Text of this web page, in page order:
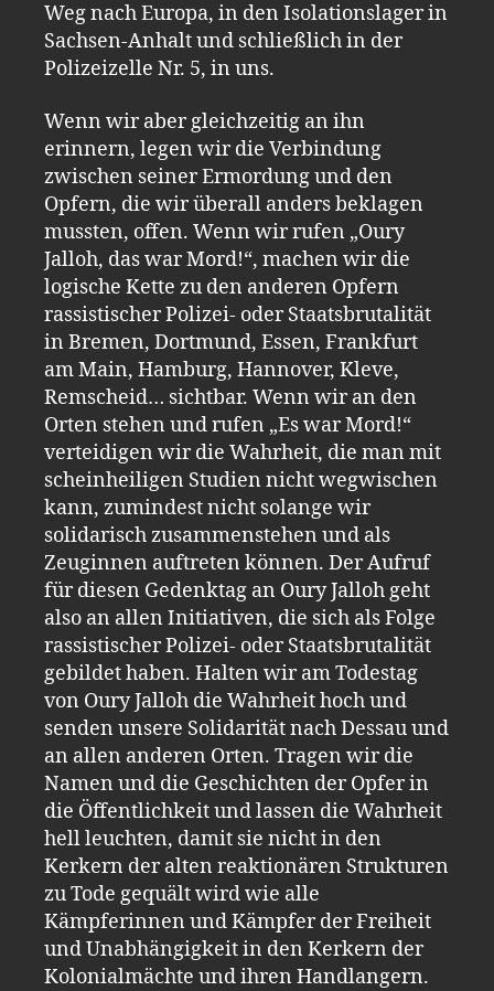
Weg nach Europa, in den Isolationslager in
Sachsen-Anhalt und schließlich in der
Polizeizelle Nr. 5, in uns.
Wenn wir aber gleichzeitig an ihn
erinnern, legen wir die Verbindung
zwischen seiner Ermordung und den
Opfern, die wir überall anders beklagen
mussten, offen. Wenn wir rufen „Oury
Jalloh, das war Mord!“, machen wir die
logische Kette zu den anderen Opfern
rassistischer Polizei- oder Staatsbrutalität
in Bremen, Dortmund, Essen, Frankfurt
am Main, Hamburg, Hannover, Kleve,
Remscheid… sichtbar. Wenn wir an den
Orten stehen und rufen „Es war Mord!“
verteidigen wir die Wahrheit, die man mit
scheinheiligen Studien nicht wegwischen
kann, zumindest nicht solange wir
solidarisch zusammenstehen und als
Zeuginnen auftreten können. Der Aufruf
für diesen Gedenktag an Oury Jalloh geht
also an allen Initiativen, die sich als Folge
rassistischer Polizei- oder Staatsbrutalität
gebildet haben. Halten wir am Todestag
von Oury Jalloh die Wahrheit hoch und
senden unsere Solidarität nach Dessau und
an allen anderen Orten. Tragen wir die
Namen und die Geschichten der Opfer in
die Öffentlichkeit und lassen die Wahrheit
hell leuchten, damit sie nicht in den
Kerkern der alten reaktionären Strukturen
zu Tode gequält wird wie alle
Kämpferinnen und Kämpfer der Freiheit
und Unabhängigkeit in den Kerkern der
Kolonialmächte und ihren Handlangern.